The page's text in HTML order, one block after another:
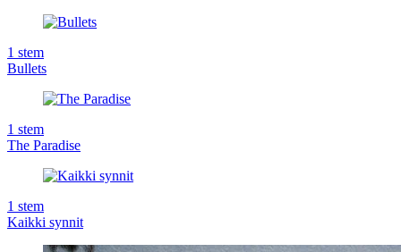
1 stem
Bullets
1 stem
The Paradise
1 stem
Kaikki synnit